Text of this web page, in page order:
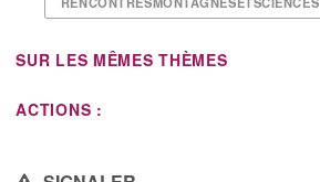
SUR LES MÊMES THÈMES
ACTIONS :